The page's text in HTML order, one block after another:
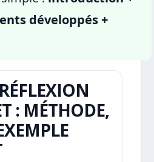
développés +
: MÉTHODE,